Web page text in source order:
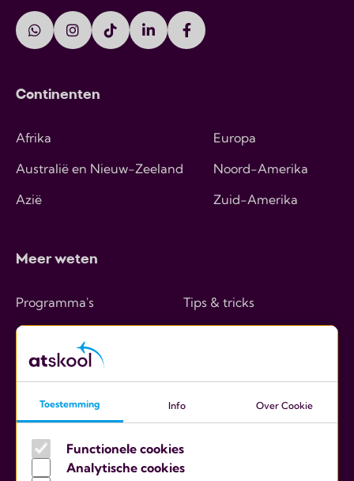
Continenten
Afrika
Australië en Nieuw-Zeeland
Azië
Europa
Noord-Amerika
Zuid-Amerika
Meer weten
Programma's
Hoe werkt het
Kosten
Scholen
Tips & tricks
Toestemming Info Over Cookie
Functionele cookies
Analytische cookies